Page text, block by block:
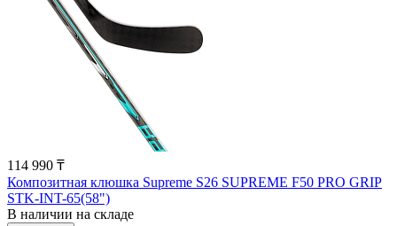
114 990 ₸
Композитная клюшка Supreme S26 SUPREME F50 PRO GRIP
STK-INT-65(58")
В наличии на складе